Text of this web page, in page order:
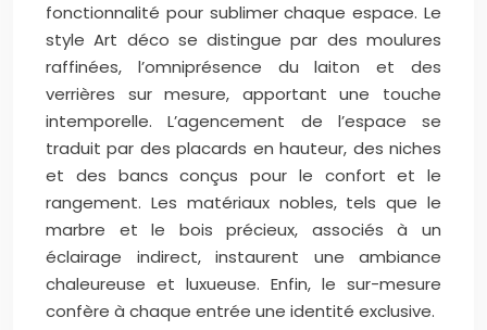
fonctionnalité pour sublimer chaque espace. Le
style Art déco se distingue par des moulures
raffinées, l’omniprésence du laiton et des
verrières sur mesure, apportant une touche
intemporelle. L’agencement de l’espace se
traduit par des placards en hauteur, des niches
et des bancs conçus pour le confort et le
rangement. Les matériaux nobles, tels que le
marbre et le bois précieux, associés à un
éclairage indirect, instaurent une ambiance
chaleureuse et luxueuse. Enfin, le sur-mesure
confère à chaque entrée une identité exclusive.